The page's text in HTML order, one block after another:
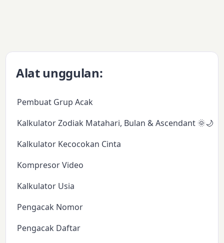
Alat unggulan:
Pembuat Grup Acak
Kalkulator Zodiak Matahari, Bulan & Ascendant 🌞🌙✨
Kalkulator Kecocokan Cinta
Kompresor Video
Kalkulator Usia
Pengacak Nomor
Pengacak Daftar